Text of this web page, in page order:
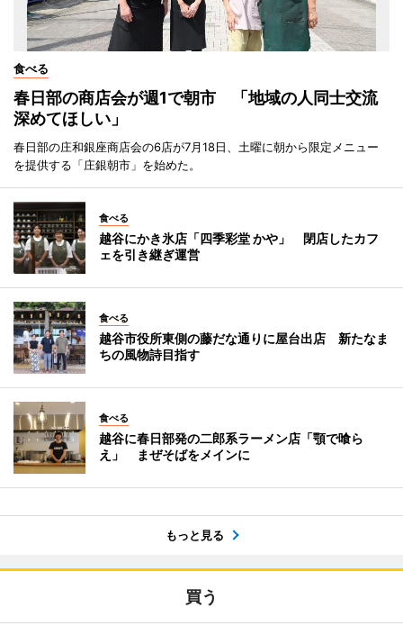
食べる
春日部の商店会が週1で朝市 「地域の人同士交流
深めてほしい」
春日部の庄和銀座商店会の6店が7月18日、土曜に朝から限定メニュー
を提供する「庄銀朝市」を始めた。
食べる
越谷にかき氷店「四季彩堂 かや」 閉店したカフ
ェを引き継ぎ運営
食べる
越谷市役所東側の藤だな通りに屋台出店 新たなま
ちの風物詩目指す
食べる
越谷に春日部発の二郎系ラーメン店「顎で喰ら
え」 まぜそばをメインに
もっと見る
買う